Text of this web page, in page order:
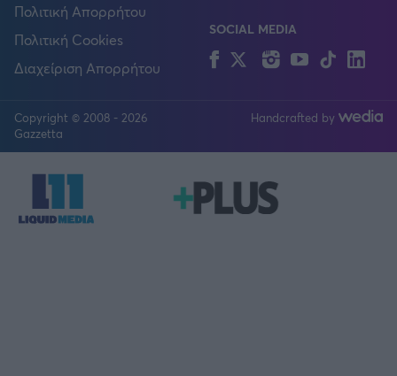
Πολιτική Απορρήτου
Πολιτική Cookies
Διαχείριση Απορρήτου
SOCIAL MEDIA
FacebookTwitterInstagram
YouTubeTikTok
Copyright © 2008 - 2026
Gazzetta
Handcrafted by